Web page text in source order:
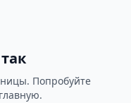
Попробуйте